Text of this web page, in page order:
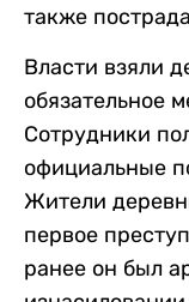
также
Власти взяли
обязательное
Сотрудники
официальные
Жители
первое
ранее он был